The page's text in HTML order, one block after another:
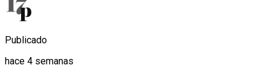
Publicado
hace 4 semanas